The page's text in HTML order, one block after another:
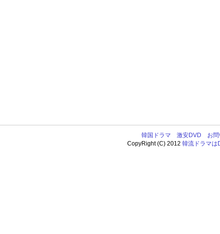
韓国ドラマ 激安DVD
お
CopyRight (C) 2012韓流ドラマは